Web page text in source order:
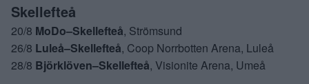
Skellefteå
20/8 MoDo–Skellefteå, Strömsund
26/8 Luleå–Skellefteå, Coop Norrbotten Arena, Luleå
28/8 Björklöven–Skellefteå, Visionite Arena, Umeå